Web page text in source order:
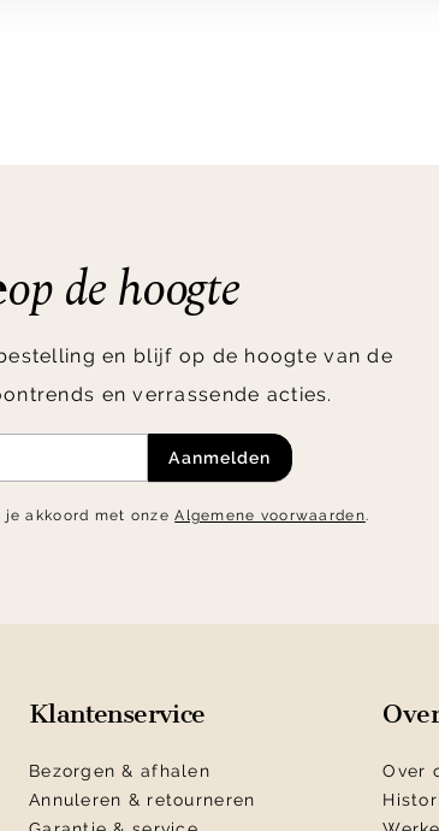
op de hoogte
en blijf op de hoogte van de
en verrassende acties.
Aanmelden
je akkoord met onzeAlgemene voorwaarden.
Klantenservice
Bezorgen & afhalen
Annuleren & retourneren
Over